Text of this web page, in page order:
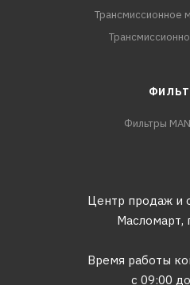
Трансмиссионное
Фильтры
Центр продаж и
Масломарт,
Время работы
с 09:00